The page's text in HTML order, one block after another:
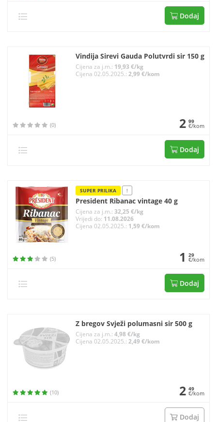
Dodaj
Vindija Sirevi Gauda Polutvrdi sir 150 g
Cijena za j.m.: 19,93 €/kg
Cijena 02.05.2025.: 2,99 €/kom
(0) 2 99
€/kom
Dodaj
SUPER PRILIKA !
President Ribanac vintage 40 g
Cijena za j.m.: 32,25 €/kg
Vrijedi do: 11.08.2026
Cijena 02.05.2025.: 1,59 €/kom
(5) 1 29
€/kom
Dodaj
Z bregov Svježi polumasni sir 500 g
Cijena za j.m.: 4,98 €/kg
Cijena 02.05.2025.: 2,49 €/kom
(10) 2 49
€/kom
Dodaj